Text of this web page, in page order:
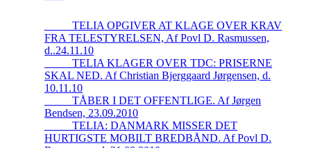
_____TELIA OPGIVER AT KLAGE OVER KRAV
FRA TELESTYRELSEN, Af Povl D. Rasmussen,
d..24.11.10
_____TELIA KLAGER OVER TDC: PRISERNE
SKAL NED. Af Christian Bjerggaard Jørgensen, d.
10.11.10
_____TÅBER I DET OFFENTLIGE. Af Jørgen
Bendsen, 23.09.2010
_____TELIA: DANMARK MISSER DET
HURTIGSTE MOBILT BREDBÅND. Af Povl D.